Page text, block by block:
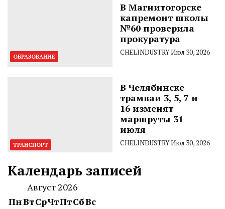
ОБРАЗОВАНИЕ
В Магнитогорске
капремонт школы
№60 проверила
прокуратура
CHELINDUSTRYИюл 30, 2026
ТРАНСПОРТ
В Челябинске
трамваи 3, 5, 7 и
16 изменят
маршруты 31
июля
CHELINDUSTRYИюл 30, 2026
Календарь записей
Август 2026
ПнВтСрЧтПтСбВс